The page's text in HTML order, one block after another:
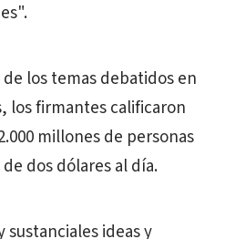
los temas debatidos en
los firmantes calificaron
millones de personas
dos dólares al día.
sustanciales ideas y